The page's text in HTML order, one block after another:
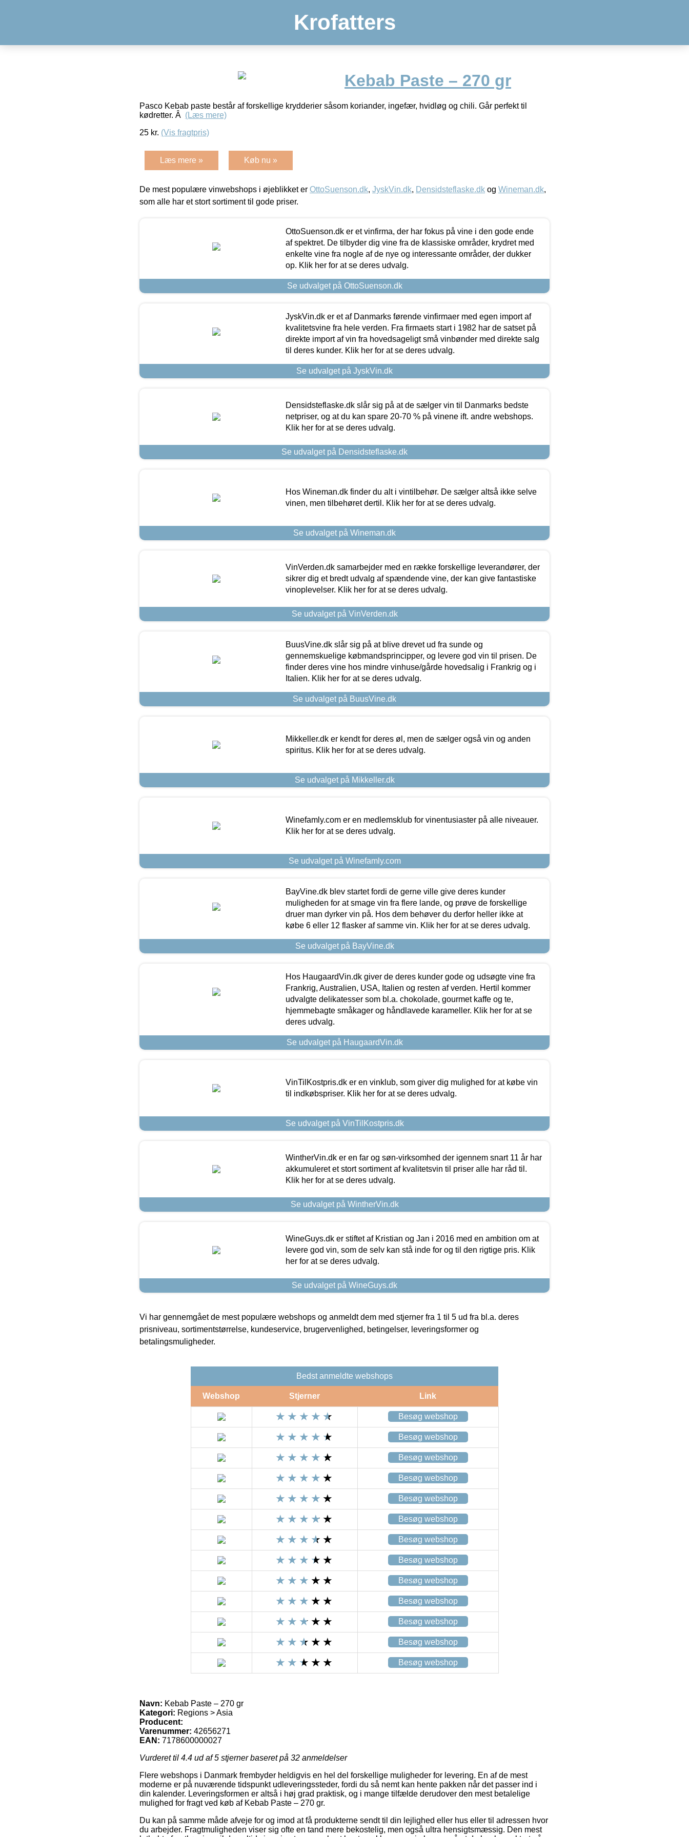
Krofatters
Kebab Paste – 270 gr
Pasco Kebab paste består af forskellige krydderier såsom koriander, ingefær, hvidløg og chili. Går perfekt til
kødretter. Â (Læs mere)
25 kr. (Vis fragtpris)
Læs mere » Køb nu »
De mest populære vinwebshops i øjeblikket er OttoSuenson.dk, JyskVin.dk, Densidsteflaske.dk og Wineman.dk,
som alle har et stort sortiment til gode priser.
OttoSuenson.dk er et vinfirma, der har fokus på vine i den gode ende
af spektret. De tilbyder dig vine fra de klassiske områder, krydret med
enkelte vine fra nogle af de nye og interessante områder, der dukker
op. Klik her for at se deres udvalg.
Se udvalget på OttoSuenson.dk
JyskVin.dk er et af Danmarks førende vinfirmaer med egen import af
kvalitetsvine fra hele verden. Fra firmaets start i 1982 har de satset på
direkte import af vin fra hovedsageligt små vinbønder med direkte salg
til deres kunder. Klik her for at se deres udvalg.
Se udvalget på JyskVin.dk
Densidsteflaske.dk slår sig på at de sælger vin til Danmarks bedste
netpriser, og at du kan spare 20-70 % på vinene ift. andre webshops.
Klik her for at se deres udvalg.
Se udvalget på Densidsteflaske.dk
Hos Wineman.dk finder du alt i vintilbehør. De sælger altså ikke selve
vinen, men tilbehøret dertil. Klik her for at se deres udvalg.
Se udvalget på Wineman.dk
VinVerden.dk samarbejder med en række forskellige leverandører, der
sikrer dig et bredt udvalg af spændende vine, der kan give fantastiske
vinoplevelser. Klik her for at se deres udvalg.
Se udvalget på VinVerden.dk
BuusVine.dk slår sig på at blive drevet ud fra sunde og
gennemskuelige købmandsprincipper, og levere god vin til prisen. De
finder deres vine hos mindre vinhuse/gårde hovedsalig i Frankrig og i
Italien. Klik her for at se deres udvalg.
Se udvalget på BuusVine.dk
Mikkeller.dk er kendt for deres øl, men de sælger også vin og anden
spiritus. Klik her for at se deres udvalg.
Se udvalget på Mikkeller.dk
Winefamly.com er en medlemsklub for vinentusiaster på alle niveauer.
Klik her for at se deres udvalg.
Se udvalget på Winefamly.com
BayVine.dk blev startet fordi de gerne ville give deres kunder
muligheden for at smage vin fra flere lande, og prøve de forskellige
druer man dyrker vin på. Hos dem behøver du derfor heller ikke at
købe 6 eller 12 flasker af samme vin. Klik her for at se deres udvalg.
Se udvalget på BayVine.dk
Hos HaugaardVin.dk giver de deres kunder gode og udsøgte vine fra
Frankrig, Australien, USA, Italien og resten af verden. Hertil kommer
udvalgte delikatesser som bl.a. chokolade, gourmet kaffe og te,
hjemmebagte småkager og håndlavede karameller. Klik her for at se
deres udvalg.
Se udvalget på HaugaardVin.dk
VinTilKostpris.dk er en vinklub, som giver dig mulighed for at købe vin
til indkøbspriser. Klik her for at se deres udvalg.
Se udvalget på VinTilKostpris.dk
WintherVin.dk er en far og søn-virksomhed der igennem snart 11 år har
akkumuleret et stort sortiment af kvalitetsvin til priser alle har råd til.
Klik her for at se deres udvalg.
Se udvalget på WintherVin.dk
WineGuys.dk er stiftet af Kristian og Jan i 2016 med en ambition om at
levere god vin, som de selv kan stå inde for og til den rigtige pris. Klik
her for at se deres udvalg.
Se udvalget på WineGuys.dk
Vi har gennemgået de mest populære webshops og anmeldt dem med stjerner fra 1 til 5 ud fra bl.a. deres
prisniveau, sortimentstørrelse, kundeservice, brugervenlighed, betingelser, leveringsformer og
betalingsmuligheder.
Bedst anmeldte webshops
Webshop Stjerner Link
Besøg webshop
Besøg webshop
Besøg webshop
Besøg webshop
Besøg webshop
Besøg webshop
Besøg webshop
Besøg webshop
Besøg webshop
Besøg webshop
Besøg webshop
Besøg webshop
Besøg webshop
Navn: Kebab Paste – 270 gr
Kategori: Regions > Asia
Producent:
Varenummer: 42656271
EAN: 7178600000027
Vurderet til 4.4 ud af 5 stjerner baseret på 32 anmeldelser
Flere webshops i Danmark frembyder heldigvis en hel del forskellige muligheder for levering. En af de mest
moderne er på nuværende tidspunkt udleveringssteder, fordi du så nemt kan hente pakken når det passer ind i
din kalender. Leveringsformen er altså i høj grad praktisk, og i mange tilfælde derudover den mest betalelige
mulighed for fragt ved køb af Kebab Paste – 270 gr.
Du kan på samme måde afveje for og imod at få produkterne sendt til din lejlighed eller hus eller til adressen hvor
du arbejder. Fragtmuligheden viser sig ofte en tand mere bekostelig, men også ultra hensigtsmæssig. Den mest